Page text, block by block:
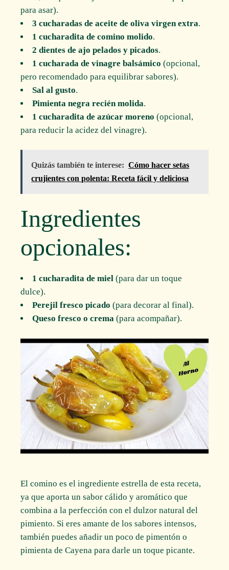
para asar).
3 cucharadas de aceite de oliva virgen extra.
1 cucharadita de comino molido.
2 dientes de ajo pelados y picados.
1 cucharada de vinagre balsámico (opcional,
pero recomendado para equilibrar sabores).
Sal al gusto.
Pimienta negra recién molida.
1 cucharadita de azúcar moreno (opcional,
para reducir la acidez del vinagre).
Quizás también te interese: Cómo hacer setas
crujientes con polenta: Receta fácil y deliciosa
Ingredientes
opcionales:
1 cucharadita de miel (para dar un toque
dulce).
Perejil fresco picado (para decorar al final).
Queso fresco o crema (para acompañar).
El comino es el ingrediente estrella de esta receta,
ya que aporta un sabor cálido y aromático que
combina a la perfección con el dulzor natural del
pimiento. Si eres amante de los sabores intensos,
también puedes añadir un poco de pimentón o
pimienta de Cayena para darle un toque picante.